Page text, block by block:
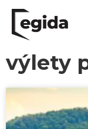
výlety